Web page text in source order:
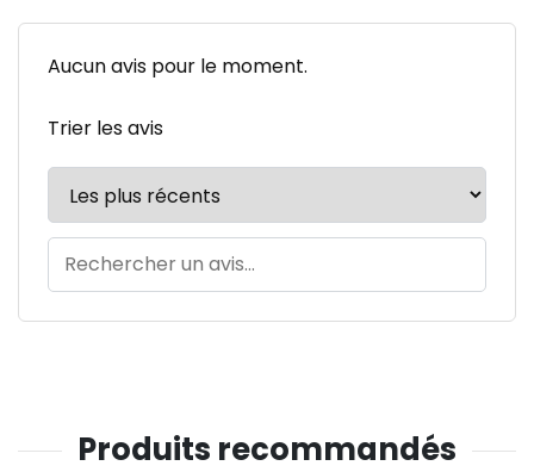
Aucun avis pour le moment.
Trier les avis
Produits recommandés